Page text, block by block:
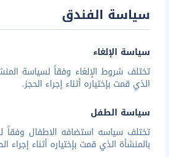
سياسة الفندق
سياسة الإلغاء
تختلف شروط الإلغاء وفقاً لسياسة
الذي قمت بإختياره أثناء إجراء الحجز.
سياسة الطفل
تختلف سياسه استضافه الاطفال وفقاً
بالمنشأة الذي قمت بإختياره أثناء إجراء